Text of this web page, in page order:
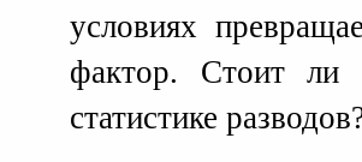
условиях
фактор. Стоит ли
статистике